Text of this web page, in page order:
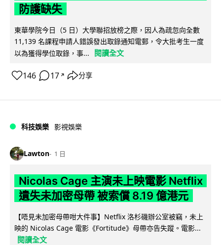
防護缺失
東華學院今日（5 日）大學聯招放榜之際，因人為疏忽向全數
11,139 名課程申請人錯誤發出取錄通知電郵，令大批考生一度
以為獲得學位取錄，事...
閱讀全文
146 17 ↗ 分享
科技娛樂 影視娛樂
Lawton 1 日
Nicolas Cage 主演未上映電影 Netflix
遺失未加密母帶 被索償 8.19 億港元
【唔見未加密母帶咁大件事】Netflix 洛杉磯辦公室被竊，未上
映的 Nicolas Cage 電影《Fortitude》母帶亦告失蹤。電影...
閱讀全文